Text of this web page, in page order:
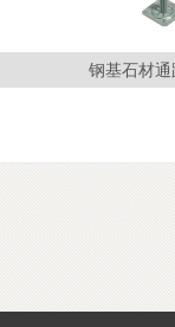
钢基石材